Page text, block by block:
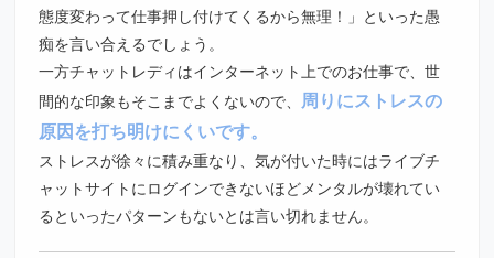
態度変わって仕事押し付けてくるから無理！」といった愚
痴を言い合えるでしょう。
一方チャットレディはインターネット上でのお仕事で、世
間的な印象もそこまでよくないので、 周りにストレスの
原因を打ち明けにくいです。
ストレスが徐々に積み重なり、気が付いた時にはライブチ
ャットサイトにログインできないほどメンタルが壊れてい
るといったパターンもないとは言い切れません。